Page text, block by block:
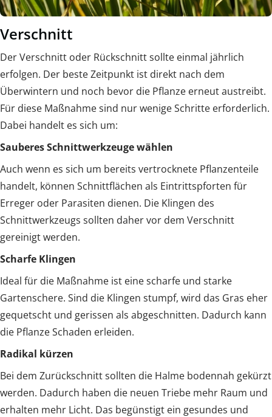
Verschnitt
Der Verschnitt oder Rückschnitt sollte einmal jährlich
erfolgen. Der beste Zeitpunkt ist direkt nach dem
Überwintern und noch bevor die Pflanze erneut austreibt.
Für diese Maßnahme sind nur wenige Schritte erforderlich.
Dabei handelt es sich um:
Sauberes Schnittwerkzeuge wählen
Auch wenn es sich um bereits vertrocknete Pflanzenteile
handelt, können Schnittflächen als Eintrittspforten für
Erreger oder Parasiten dienen. Die Klingen des
Schnittwerkzeugs sollten daher vor dem Verschnitt
gereinigt werden.
Scharfe Klingen
Ideal für die Maßnahme ist eine scharfe und starke
Gartenschere. Sind die Klingen stumpf, wird das Gras eher
gequetscht und gerissen als abgeschnitten. Dadurch kann
die Pflanze Schaden erleiden.
Radikal kürzen
Bei dem Zurückschnitt sollten die Halme bodennah gekürzt
werden. Dadurch haben die neuen Triebe mehr Raum und
erhalten mehr Licht. Das begünstigt ein gesundes und